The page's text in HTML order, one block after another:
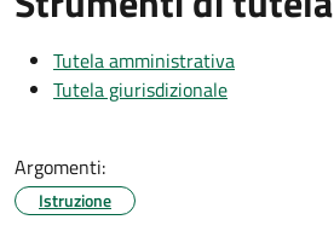
Tutela amministrativa
Tutela giurisdizionale
Argomenti:
Istruzione